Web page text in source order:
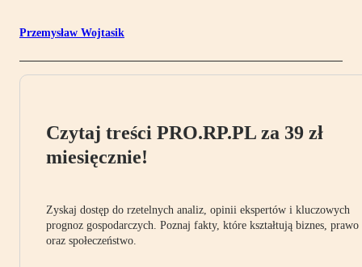
Przemysław Wojtasik
Czytaj treści PRO.RP.PL za 39 zł
miesięcznie!
Zyskaj dostęp do rzetelnych analiz, opinii ekspertów i kluczowych
prognoz gospodarczych. Poznaj fakty, które kształtują biznes, prawo
oraz społeczeństwo.